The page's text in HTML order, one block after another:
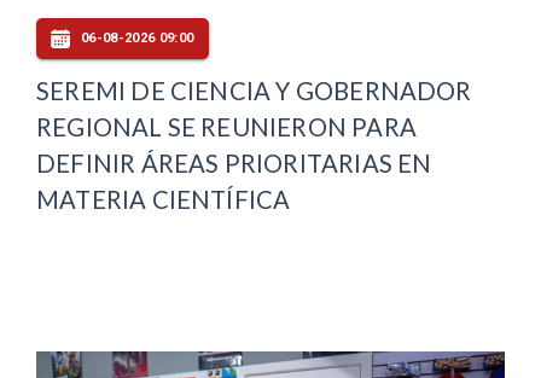
06-08-2026 09:00
SEREMI DE CIENCIA Y GOBERNADOR
REGIONAL SE REUNIERON PARA
DEFINIR ÁREAS PRIORITARIAS EN
MATERIA CIENTÍFICA